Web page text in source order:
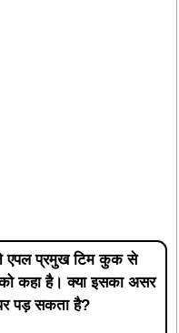
ने एपल प्रमुख टिम कुक से
कहा है। क्या इसका असर
पड़ सकता है?